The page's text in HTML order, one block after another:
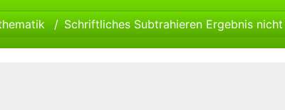
Schriftliches Subtrahieren Ergebnis